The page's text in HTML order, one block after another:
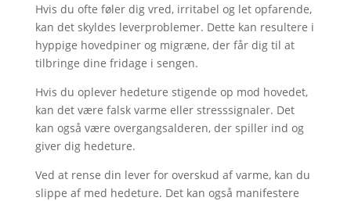
Hvis du ofte føler dig vred, irritabel og let opfarende,
kan det skyldes leverproblemer. Dette kan resultere i
hyppige hovedpiner og migræne, der får dig til at
tilbringe dine fridage i sengen.
Hvis du oplever hedeture stigende op mod hovedet,
kan det være falsk varme eller stresssignaler. Det
kan også være overgangsalderen, der spiller ind og
giver dig hedeture.
Ved at rense din lever for overskud af varme, kan du
slippe af med hedeture. Det kan også manifestere